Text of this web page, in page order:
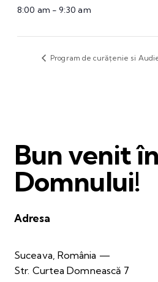
8:00 am - 9:30 am
Program de curățenie si
Bun venit
Domnului!
Adresa
Suceava, România —
Str. Curtea Domnească 7